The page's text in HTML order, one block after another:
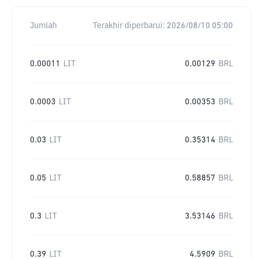
Jumlah Terakhir diperbarui: 2026/08/10 05:00
0.00011 LIT 0.00129 BRL
0.0003 LIT 0.00353 BRL
0.03 LIT 0.35314 BRL
0.05 LIT 0.58857 BRL
0.3 LIT 3.53146 BRL
0.39 LIT 4.5909 BRL